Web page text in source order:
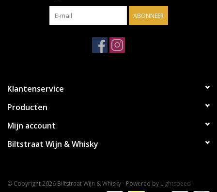
ABONNEER
Klantenservice
Producten
Mijn account
Biltstraat Wijn & Whisky
© Copyright 2026 Biltstraat Wijn & Whisky - Powered by Lightspeed